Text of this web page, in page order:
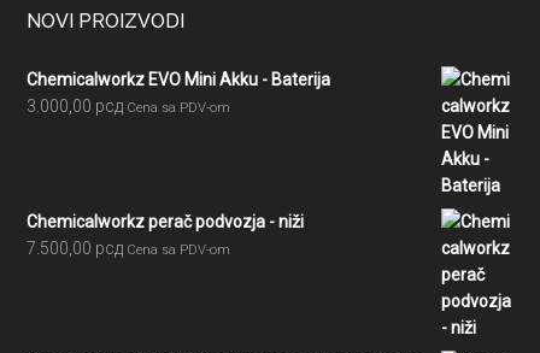
Footer
NOVI PROIZVODI
Chemicalworkz EVO Mini Akku - Baterija
3.000,00 рсд Cena sa PDV-om
Chemicalworkz perač podvozja - niži
7.500,00 рсд Cena sa PDV-om